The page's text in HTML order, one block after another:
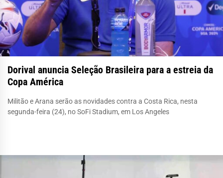
Dorival anuncia Seleção Brasileira para a estreia da
Copa América
Militão e Arana serão as novidades contra a Costa Rica, nesta
segunda-feira (24), no SoFi Stadium, em Los Angeles